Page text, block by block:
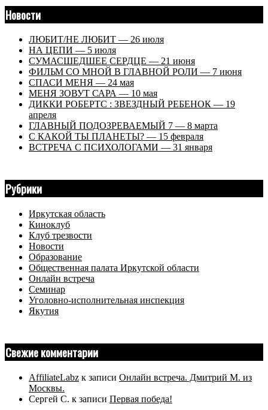
Новости
ЛЮБИТ/НЕ ЛЮБИТ — 26 июля
НА ЦЕПИ — 5 июля
СУМАСШЕДШЕЕ СЕРДЦЕ — 21 июня
ФИЛЬМ СО МНОЙ В ГЛАВНОЙ РОЛИ — 7 июня
СПАСИ МЕНЯ — 24 мая
МЕНЯ ЗОВУТ САРА — 10 мая
ДИККИ РОБЕРТС : ЗВЕЗДНЫЙ РЕБЕНОК — 19
апреля
ГЛАВНЫЙ ПОДОЗРЕВАЕМЫЙ 7 — 8 марта
С КАКОЙ ТЫ ПЛАНЕТЫ? — 15 февраля
ВСТРЕЧА С ПСИХОЛОГАМИ — 31 января
Рубрики
Иркутская область
Киноклуб
Клуб трезвости
Новости
Образование
Общественная палата Иркутской области
Онлайн встреча
Семинар
Уголовно-исполнительная инспекция
Якутия
Свежие комментарии
AffiliateLabz к записи Онлайн встреча. Дмитрий М. из
Москвы.
Сергей С. к записи Первая победа!